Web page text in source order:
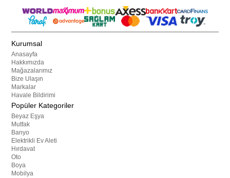
Kurumsal
Anasayfa
Hakkımızda
Mağazalarımız
Bize Ulaşın
Markalar
Havale Bildirimi
Popüler Kategoriler
Beyaz Eşya
Mutfak
Banyo
Elektrikli Ev Aleti
Hırdavat
Oto
Boya
Mobilya